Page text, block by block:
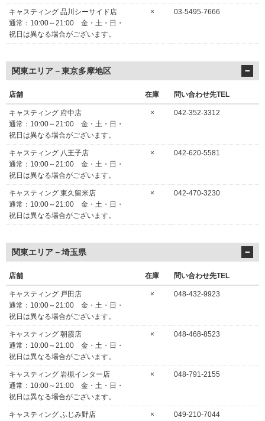
キャスティング 品川シーサイド店
通常：10:00～21:00 金・土・日・
祝日は異なる場合がございます。
× 03-5495-7666
関東エリア－東京多摩地区
店舗 在庫 問い合わせ先TEL
キャスティング 府中店
通常：10:00～21:00 金・土・日・
祝日は異なる場合がございます。
× 042-352-3312
キャスティング 八王子店
通常：10:00～21:00 金・土・日・
祝日は異なる場合がございます。
× 042-620-5581
キャスティング 東久留米店
通常：10:00～21:00 金・土・日・
祝日は異なる場合がございます。
× 042-470-3230
関東エリア－埼玉県
店舗 在庫 問い合わせ先TEL
キャスティング 戸田店
通常：10:00～21:00 金・土・日・
祝日は異なる場合がございます。
× 048-432-9923
キャスティング 朝霞店
通常：10:00～21:00 金・土・日・
祝日は異なる場合がございます。
× 048-468-8523
キャスティング 岩槻インター店
通常：10:00～21:00 金・土・日・
祝日は異なる場合がございます。
× 048-791-2155
キャスティング ふじみ野店 × 049-210-7044